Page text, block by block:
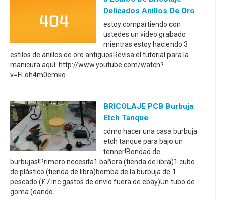
Delicados Anillos De Oro
estoy compartiendo con
ustedes un video grabado
mientras estoy haciendo 3
estilos de anillos de oro antiguosRevisa el tutorial para la
manicura aquí: http://www.youtube.com/watch?
v=FLoh4m0emko
BRICOLAJE PCB Burbuja
Etch Tanque
cómo hacer una casa burbuja
etch tanque para bajo un
tenner!Bondad de
burbujas!Primero necesita1 bañera (tienda de libra)1 cubo
de plástico (tienda de libra)bomba de la burbuja de 1
pescado (£7 inc gastos de envío fuera de ebay)Un tubo de
goma (dando